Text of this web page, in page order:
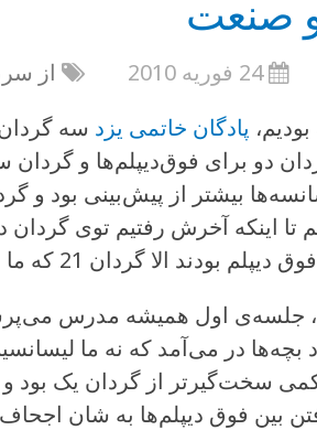
صنعت
24 فوریه 2010 از
پادگان خاتمی یزد سه
دو برای فوق‌دیپلم‌ها و گردان
بیشتر از پیش‌بینی بود و
تا اینکه آخرش رفتیم توی
بودند الا گردان 21 که ما بودیم.
جلسه‌ی اول همیشه مدرس
بچه‌ها در می‌آمد که نه ما
سخت‌گیرتر از گردان یک بود و
بین فوق دیپلم‌ها به شان